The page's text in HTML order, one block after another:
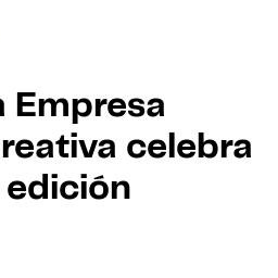
Empresa
celebra
edición